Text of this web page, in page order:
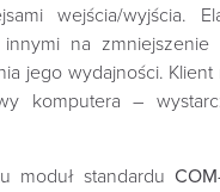
wejścia/wyjścia.
na zmniejszenie
jego wydajności. Klient
komputera –
moduł standardu